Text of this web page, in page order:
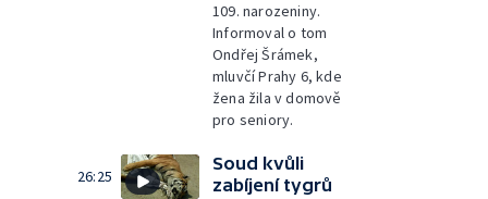
109. narozeniny.
Informoval o tom
Ondřej Šrámek,
mluvčí Prahy 6, kde
žena žila v domově
pro seniory.
26:25
Soud kvůli
zabíjení tygrů